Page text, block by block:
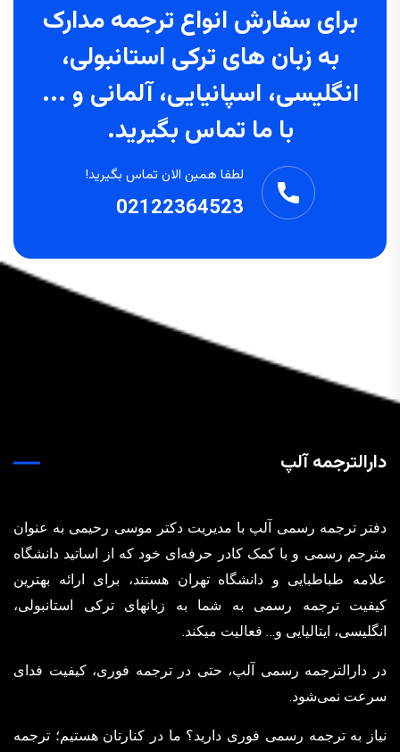
برای سفارش انواع ترجمه مدارک
به زبان های ترکی استانبولی،
انگلیسی، اسپانیایی، آلمانی و ...
با ما تماس بگیرید.
لطفا همین الان تماس بگیرید!
02122364523
دارالترجمه آلپ
دفتر ترجمه رسمی آلپ با مدیریت دکتر موسی رحیمی به عنوان
مترجم رسمی و با کمک کادر حرفه‌ای خود که از اساتید دانشگاه
علامه طباطبایی و دانشگاه تهران هستند، برای ارائه بهترین
کیفیت ترجمه رسمی به شما به زبانهای ترکی استانبولی،
انگلیسی، ایتالیایی و… فعالیت میکند.
در دارالترجمه رسمی آلپ، حتی در ترجمه‌ فوری، کیفیت فدای
سرعت نمی‌شود.
نیاز به ترجمه رسمی فوری دارید؟ ما در کنارتان هستیم؛ ترجمه